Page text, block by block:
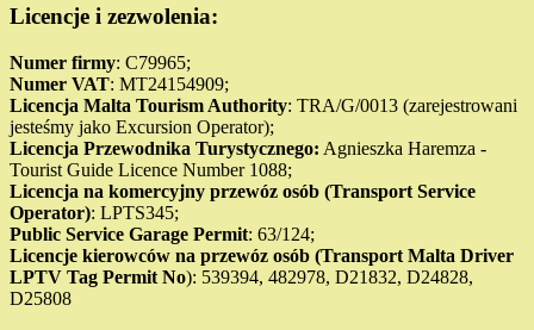
Licencje i zezwolenia:
Numer firmy: C79965;
Numer VAT: MT24154909;
Licencja Malta Tourism Authority: TRA/G/0013 (zarejestrowani
jesteśmy jako Excursion Operator);
Licencja Przewodnika Turystycznego: Agnieszka Haremza -
Tourist Guide Licence Number 1088;
Licencja na komercyjny przewóz osób (Transport Service
Operator): LPTS345;
Public Service Garage Permit: 63/124;
Licencje kierowców na przewóz osób (Transport Malta Driver
LPTV Tag Permit No): 539394, 482978, D21832, D24828,
D25808